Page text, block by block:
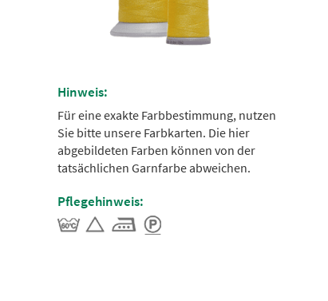
Hinweis:
Für eine exakte Farbbestimmung, nutzen
Sie bitte unsere Farbkarten. Die hier
abgebildeten Farben können von der
tatsächlichen Garnfarbe abweichen.
Pflegehinweis:
FIREFIGHTER No.40 25gr
N1725
Artikel-Nr.: 9221725